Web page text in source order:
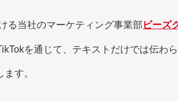
る当社のマーケティング事業部 ビーズ
を通じて、テキストだけでは伝わ
ます。